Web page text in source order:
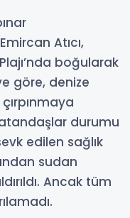
Atıcı,
boğularak
göre, denize
durumu
edilen sağlık
sudan
Ancak tüm